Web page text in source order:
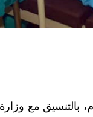
بالتنسيق مع